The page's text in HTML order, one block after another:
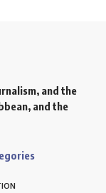
and the
and the